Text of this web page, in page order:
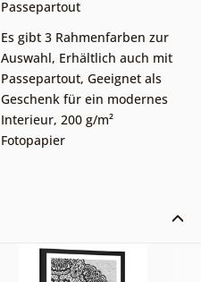
Passepartout
Es gibt 3 Rahmenfarben zur
Auswahl, Erhältlich auch mit
Passepartout, Geeignet als
Geschenk für ein modernes
Interieur, 200 g/m²
Fotopapier